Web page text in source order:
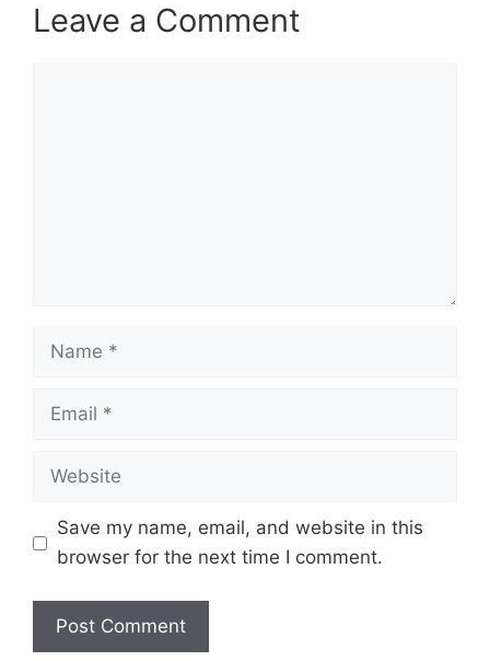
Leave a Comment
Name
Email
Website
Save my name, email, and website in this
browser for the next time I comment.